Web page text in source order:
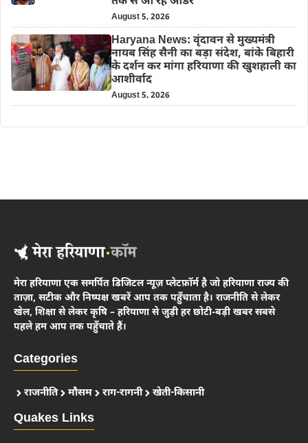
August 5, 2026
Haryana News: वृंदावन से मुख्यमंत्री
नायब सिंह सैनी का बड़ा संदेश, बांके बिहारी
के दर्शन कर मांगा हरियाणा की खुशहाली का
आशीर्वाद
August 5, 2026
मेरा हरियाणाएक समर्पित डिजिटल न्यूज़ प्लेटफ़ॉर्म है जो हरियाणा राज्य की
ताज़ा, सटीक और निष्पक्ष खबरें आप तक पहुँचाता है। राजनीति से लेकर
खेल, शिक्षा से लेकर कृषि – हरियाणा से जुड़ी हर छोटी-बड़ी खबर सबसे
पहले हम आप तक पहुँचाते हैं।
Categories
राजनीति मौसम राग-रागनी खेती-किसानी
Quakes Links